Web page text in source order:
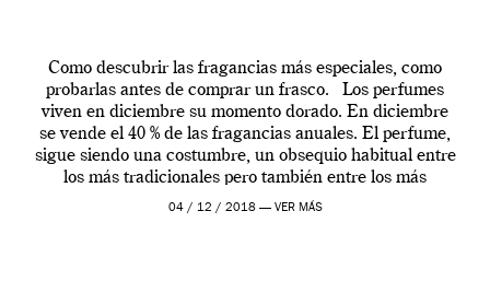
Como descubrir las fragancias más especiales, como
probarlas antes de comprar un frasco. Los perfumes
viven en diciembre su momento dorado. En diciembre
se vende el 40 % de las fragancias anuales. El perfume,
sigue siendo una costumbre, un obsequio habitual entre
los más tradicionales pero también entre los más
modernos. Estos días ha […]
04 / 12 / 2018 — VER MÁS